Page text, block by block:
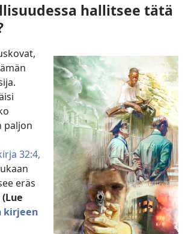
hallitsee tätä
paljon
32:4,
eräs
(Lue
kirjeen